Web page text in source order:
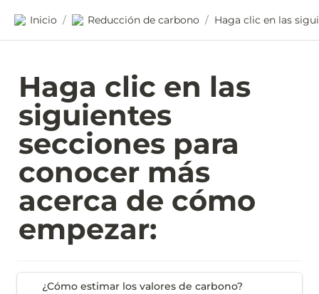
Inicio / Reducción de carbono /
Haga clic en las
siguientes
secciones para
conocer más
acerca de cómo
empezar:
¿Cómo estimar los valores de carbono?
¿Cómo estimar los valores de carbono?